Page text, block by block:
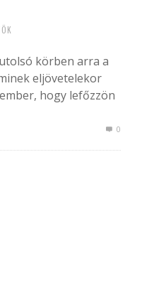
körben arra a
eljövetelekor
hogy lefőzzön
0